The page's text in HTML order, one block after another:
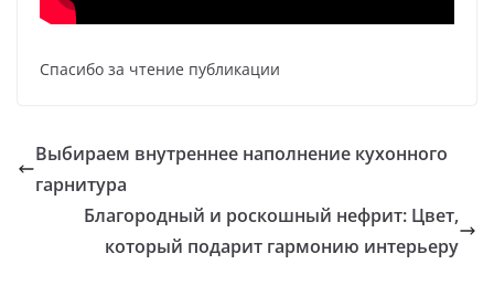
Спасибо за чтение публикации
Выбираем внутреннее наполнение кухонного
гарнитура
Благородный и роскошный нефрит: Цвет,
который подарит гармонию интерьеру